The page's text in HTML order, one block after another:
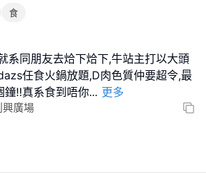
食
系同朋友去烚下烚下,牛站主打以大頭
任食火鍋放題,D肉色質仲要超令,最
‼️真系食到唔你... 更多
興廣場